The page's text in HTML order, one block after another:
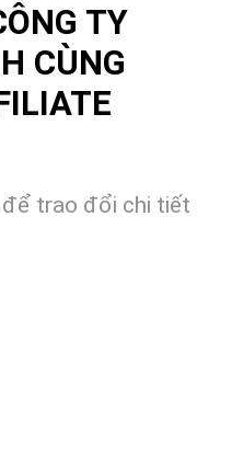
TY
CÙNG
để trao đổi chi tiết